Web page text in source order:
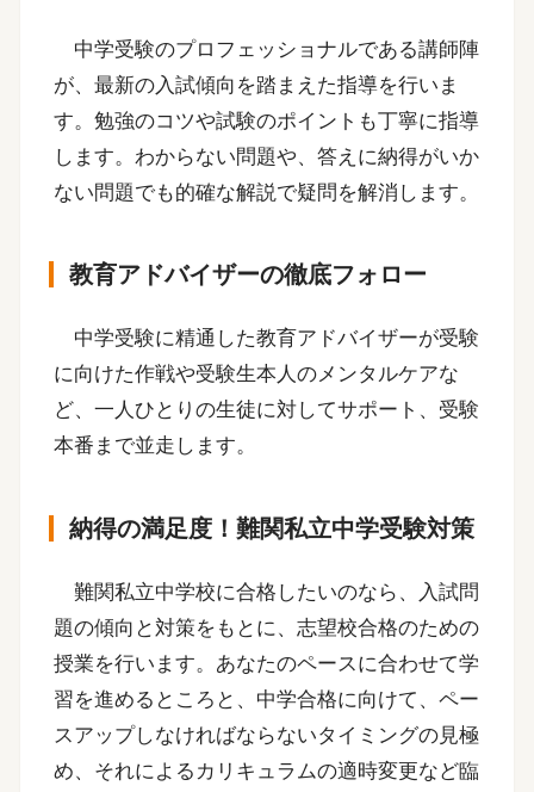
中学受験のプロフェッショナルである講師陣
が、最新の入試傾向を踏まえた指導を行いま
す。勉強のコツや試験のポイントも丁寧に指導
します。わからない問題や、答えに納得がいか
ない問題でも的確な解説で疑問を解消します。
教育アドバイザーの徹底フォロー
中学受験に精通した教育アドバイザーが受験
に向けた作戦や受験生本人のメンタルケアな
ど、一人ひとりの生徒に対してサポート、受験
本番まで並走します。
納得の満足度！難関私立中学受験対策
難関私立中学校に合格したいのなら、入試問
題の傾向と対策をもとに、志望校合格のための
授業を行います。あなたのペースに合わせて学
習を進めるところと、中学合格に向けて、ペー
スアップしなければならないタイミングの見極
め、それによるカリキュラムの適時変更など臨